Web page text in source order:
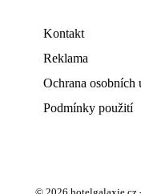
Kontakt
Reklama
Ochrana osobních
Podmínky použití